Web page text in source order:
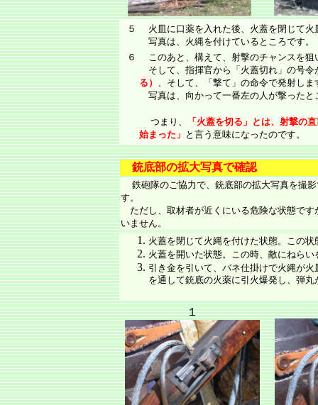
５
火皿に口薬を入れた後、火蓋を閉じて火
写真は、火縄を付けているところです。
６
このあと、構えて、射撃のチャンスを狙
そして、指揮官から「火蓋切れ」の号令
る） 、そして、「撃て」の命令で発射しま
写真は、向かって一番左の人が撃ったと
つまり、
「火蓋を切る」とは、射撃の
始まった」 と言う意味になったのです。
銃底部の拡大写真で確認
鉄砲隊のご協力で、銃底部の拡大写真を撮
す。
ただし、取材者が近くにいる危険な状態で
いません。
火蓋を閉じて火縄を付けた状態。この
火蓋を開いた状態。この時、敵にねらい
引き金を引いて、バネ仕掛けで火縄が
を通して銃底の火薬に引火爆発し、弾丸
１